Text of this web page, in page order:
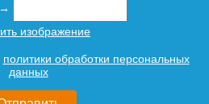
→
изображение
политики обработки персональных
данных